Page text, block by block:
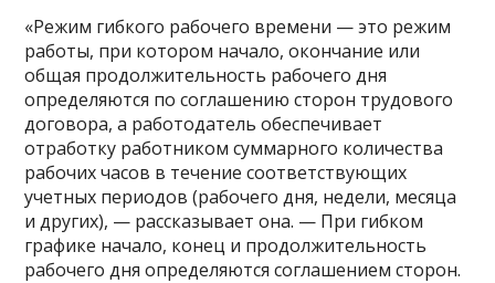
«Режим гибкого рабочего времени — это режим
работы, при котором начало, окончание или
общая продолжительность рабочего дня
определяются по соглашению сторон трудового
договора, а работодатель обеспечивает
отработку работником суммарного количества
рабочих часов в течение соответствующих
учетных периодов (рабочего дня, недели, месяца
и других), — рассказывает она. — При гибком
графике начало, конец и продолжительность
рабочего дня определяются соглашением сторон.